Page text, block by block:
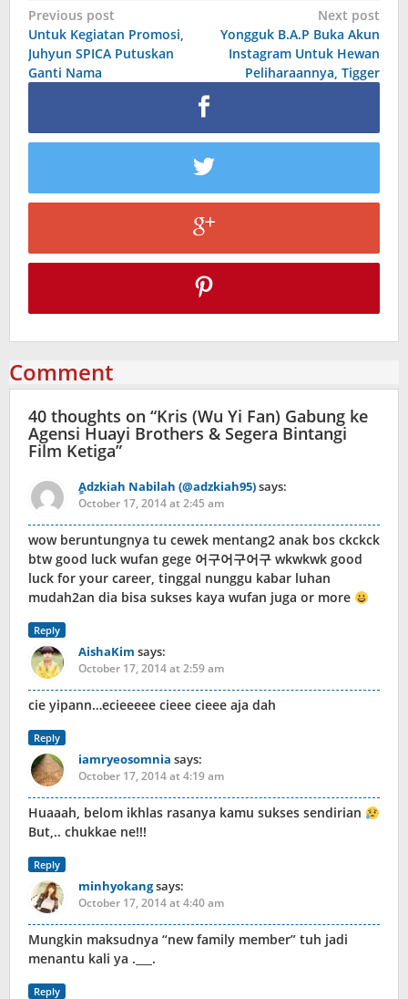
Post
navigation
Previous post
Untuk Kegiatan Promosi,
Juhyun SPICA Putuskan
Ganti Nama
Next post
Yongguk B.A.P Buka Akun
Instagram Untuk Hewan
Peliharaannya, Tigger
Comment
40 thoughts on “Kris (Wu Yi Fan) Gabung ke
Agensi Huayi Brothers & Segera Bintangi
Film Ketiga”
ِِAdzkiah Nabilah (@adzkiah95)says:
October 17, 2014 at 2:45 am
wow beruntungnya tu cewek mentang2 anak bos ckckck
btw good luck wufan gege 어구어구어구 wkwkwk good
luck for your career, tinggal nunggu kabar luhan
mudah2an dia bisa sukses kaya wufan juga or more
Reply
AishaKim says:
October 17, 2014 at 2:59 am
cie yipann…ecieeeee cieee cieee aja dah
Reply
iamryeosomnia says:
October 17, 2014 at 4:19 am
Huaaah, belom ikhlas rasanya kamu sukses sendirian
But,.. chukkae ne!!!
Reply
minhyokangsays:
October 17, 2014 at 4:40 am
Mungkin maksudnya “new family member” tuh jadi
menantu kali ya .___.
Reply